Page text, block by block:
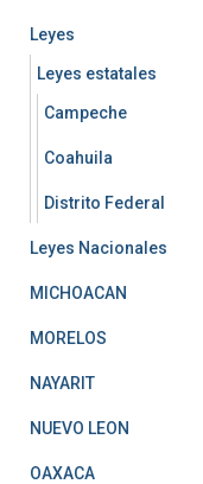
Leyes
Leyes estatales
Campeche
Coahuila
Distrito Federal
Leyes Nacionales
MICHOACAN
MORELOS
NAYARIT
NUEVO LEON
OAXACA